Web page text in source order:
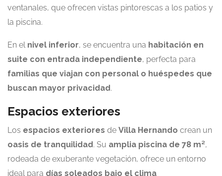
ventanales, que ofrecen vistas pintorescas a los patios y
la piscina.
En el nivel inferior, se encuentra una habitación en
suite con entrada independiente, perfecta para
familias que viajan con personal o huéspedes que
buscan mayor privacidad.
Espacios exteriores
Los espacios exteriores de Villa Hernando crean un
oasis de tranquilidad. Su amplia piscina de 78 m²,
rodeada de exuberante vegetación, ofrece un entorno
ideal para días soleados bajo el clima